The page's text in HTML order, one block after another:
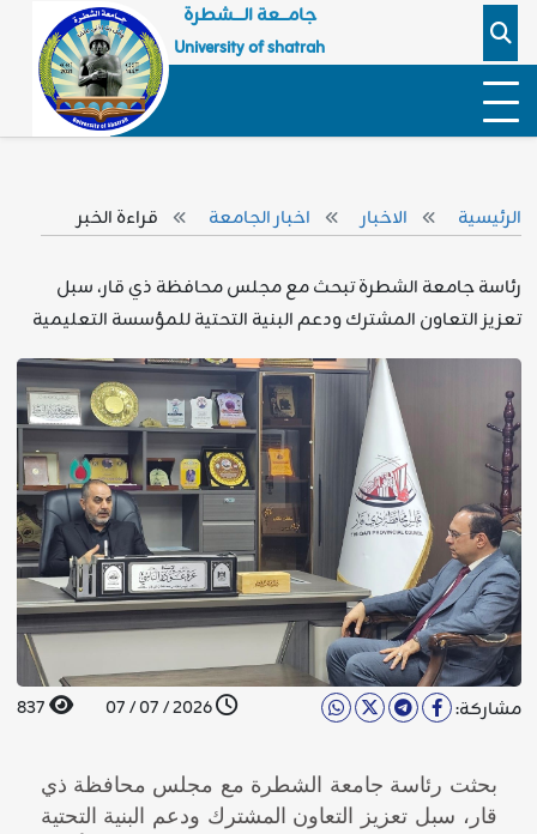
جامـــعة الــــشطرة
University of shatrah
الرئيسية الاخبار اخبار الجامعة قراءة الخبر
رئاسة جامعة الشطرة تبحث مع مجلس محافظة ذي قار، سبل
تعزيز التعاون المشترك ودعم البنية التحتية للمؤسسة التعليمية
مشاركة: 2026 / 07 / 07
بحثت رئاسة جامعة الشطرة مع مجلس محافظة ذي
قار، سبل تعزيز التعاون المشترك ودعم البنية التحتية